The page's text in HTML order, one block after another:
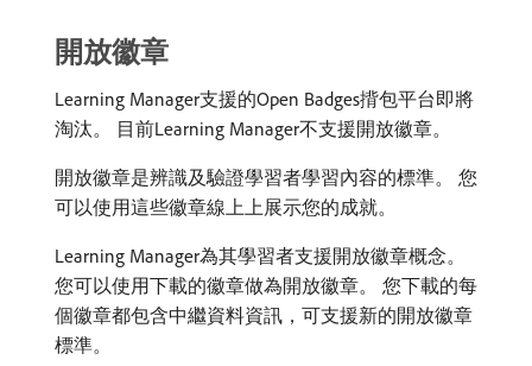
開放徽章
Learning Manager支援的Open Badges揹包平台即將
淘汰​。 目前Learning Manager不支援開放徽章。
開放徽章是辨識及驗證學習者學習內容的標準。 您
可以使用這些徽章線上上展示您的成就。
Learning Manager為其學習者支援開放徽章概念。
您可以使用下載的徽章做為開放徽章。 您下載的每
個徽章都包含中繼資料資訊，可支援新的開放徽章
標準。